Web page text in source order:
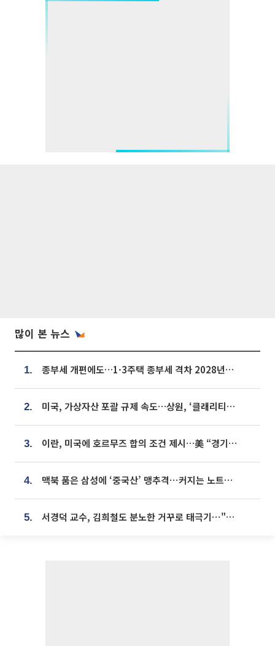
많이 본 뉴스
1. 종부세 개편에도…1·3주택 종부세 격차 2028년부터 확대
2. 미국, 가상자산 포괄 규제 속도…상원, ‘클래리티법’ 9월 절차투표 추진
3. 이란, 미국에 호르무즈 합의 조건 제시…美 “경기 아직 안 끝나” [종합]
4. 맥북 품은 삼성에 ‘중국산’ 맹추격⋯커지는 노트북 OLED 시장
5. 서경덕 교수, 김희철도 분노한 거꾸로 태극기⋯"엉터리는 아냐, 아쉬울 뿐"